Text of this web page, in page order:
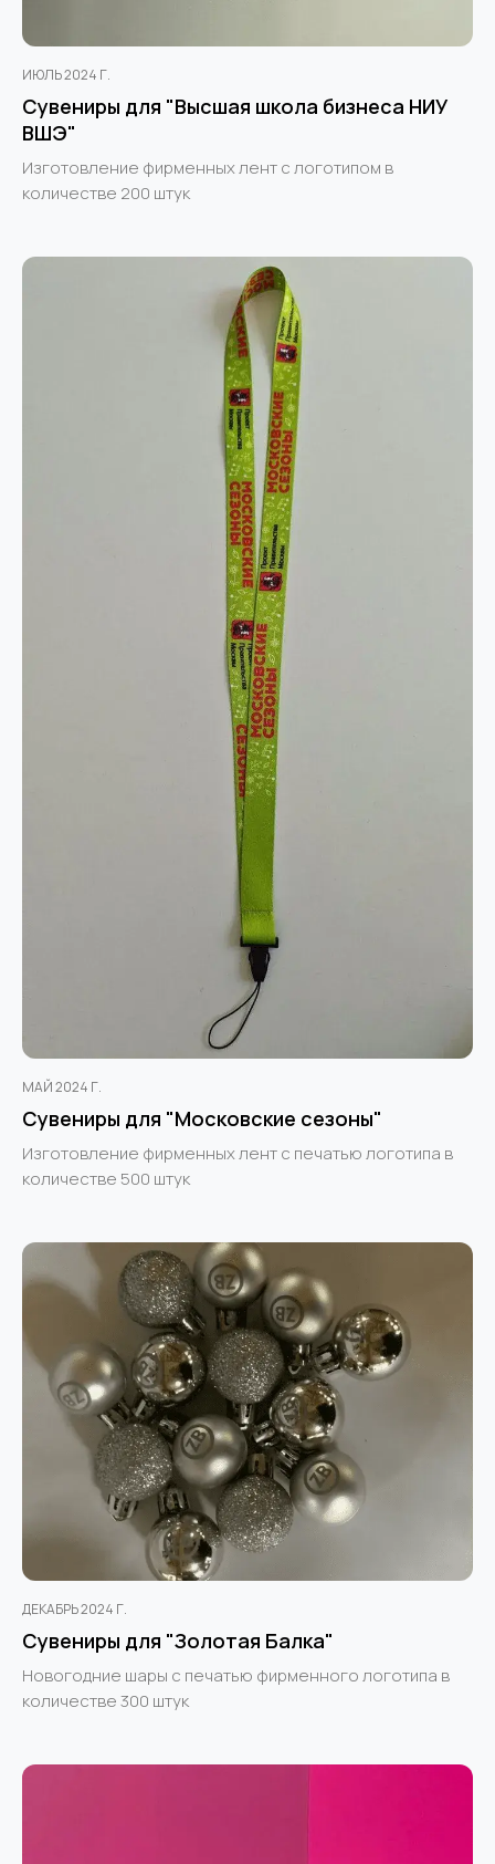
ИЮЛЬ 2024 Г.
Сувениры для "Высшая школа бизнеса НИУ
ВШЭ"
Изготовление фирменных лент с логотипом в
количестве 200 штук
МАЙ 2024 Г.
Сувениры для "Московские сезоны"
Изготовление фирменных лент с печатью логотипа в
количестве 500 штук
ДЕКАБРЬ 2024 Г.
Сувениры для "Золотая Балка"
Новогодние шары с печатью фирменного логотипа в
количестве 300 штук